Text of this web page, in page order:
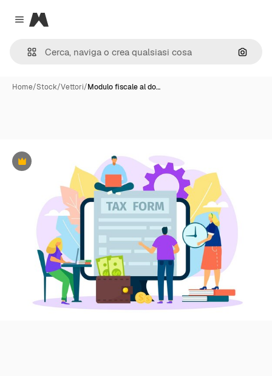
Close menu
Magnific
Cerca
Home/Stock/Vettori/Modulo fiscale al do…
Premium